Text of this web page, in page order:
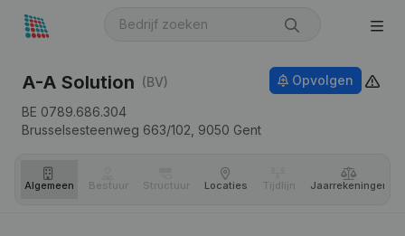
A-A Solution (BV)
BE 0789.686.304
Brusselsesteenweg 663/102, 9050 Gent
Opvolgen
Algemeen Bestuur Structuur Locaties Tijdlijn Jaar­rekeningen